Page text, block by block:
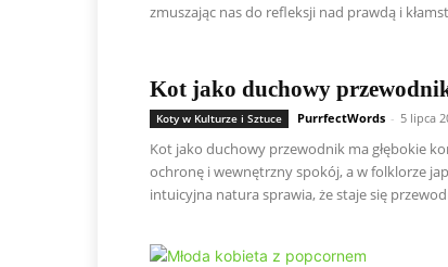
zmuszając nas do refleksji nad prawdą i
Kot jako duchowy
Koty w Kulturze i Sztuce PurrfectWords - 5 lipca
Kot jako duchowy przewodnik ma głębokie
ochronę i wewnętrzny spokój, a w folklorze
intuicyjna natura sprawia, że staje się